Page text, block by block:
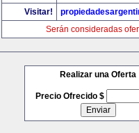
Visitar!
Serán consideradas
Realizar una Oferta
Precio Ofrecido $